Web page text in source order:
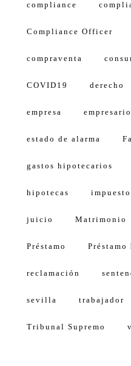
compliance
Compliance Officer
compraventa
COVID19 derecho
empresa empresario
estado de alarma
gastos hipotecarios
hipotecas
juicio Matrimonio
Préstamo
reclamación
sevilla trabajador
Tribunal Supremo